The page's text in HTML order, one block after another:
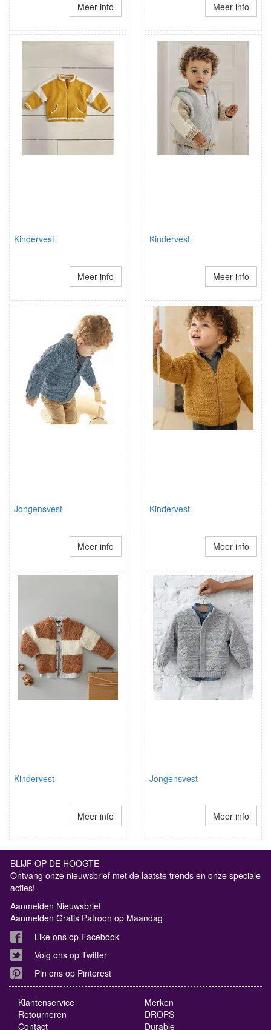
Meer info Meer info
Kindervest
Meer info
Kindervest
Meer info
Jongensvest
Meer info
Kindervest
Meer info
Kindervest
Meer info
Jongensvest
Meer info
BLIJF OP DE HOOGTE
Ontvang onze nieuwsbrief met de laatste trends en onze speciale
acties!
Aanmelden Nieuwsbrief
Aanmelden Gratis Patroon op Maandag
Like ons op Facebook
Volg ons op Twitter
Pin ons op Pinterest
Klantenservice
Retourneren
Contact
Merken
DROPS
Durable